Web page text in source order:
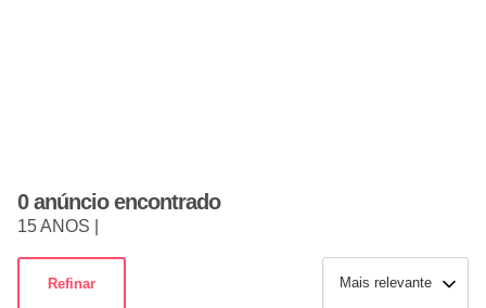
0 anúncio encontrado
15 ANOS |
Refinar Mais relevante